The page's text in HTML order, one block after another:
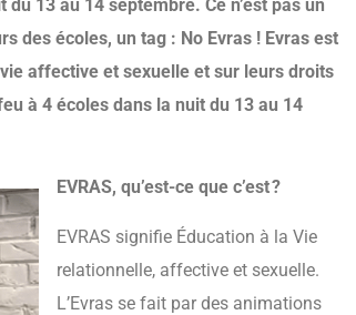
13 au 14 septembre. Ce n’est pas un
des écoles, un tag : No Evras ! Evras est
affective et sexuelle et sur leurs droits
à 4 écoles dans la nuit du 13 au 14
EVRAS, qu’est-ce que c’est ?
EVRAS signifie Éducation à la Vie
relationnelle, affective et sexuelle.
L’Evras se fait par des animations